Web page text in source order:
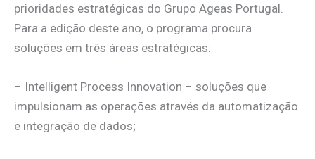
prioridades estratégicas do Grupo Ageas Portugal.
Para a edição deste ano, o programa procura
soluções em três áreas estratégicas:
– Intelligent Process Innovation – soluções que
impulsionam as operações através da automatização
e integração de dados;